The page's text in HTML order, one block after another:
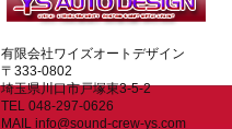
有限会社ワイズオートデザイン
〒333-0802
埼玉県川口市戸塚東3-5-2
TEL 048-297-0626
MAIL info@sound-crew-ys.com